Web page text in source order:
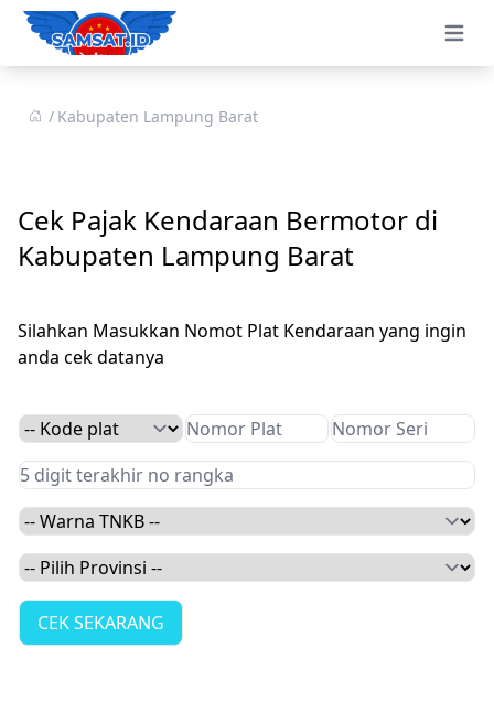
Open
Kabupaten Lampung Barat
Cek Pajak Kendaraan Bermotor di
Kabupaten Lampung Barat
Silahkan Masukkan Nomot Plat Kendaraan yang ingin
anda cek datanya